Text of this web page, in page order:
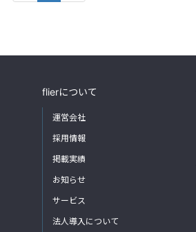
flierについて
運営会社
採用情報
掲載実績
お知らせ
サービス
法人導入について